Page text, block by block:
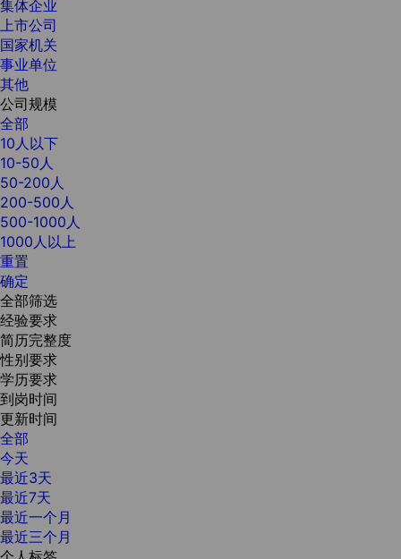
集体企业
上市公司
国家机关
事业单位
其他
公司规模
全部
10人以下
10-50人
50-200人
200-500人
500-1000人
1000人以上
重置
确定
全部筛选
经验要求
简历完整度
性别要求
学历要求
到岗时间
更新时间
全部
今天
最近3天
最近7天
最近一个月
最近三个月